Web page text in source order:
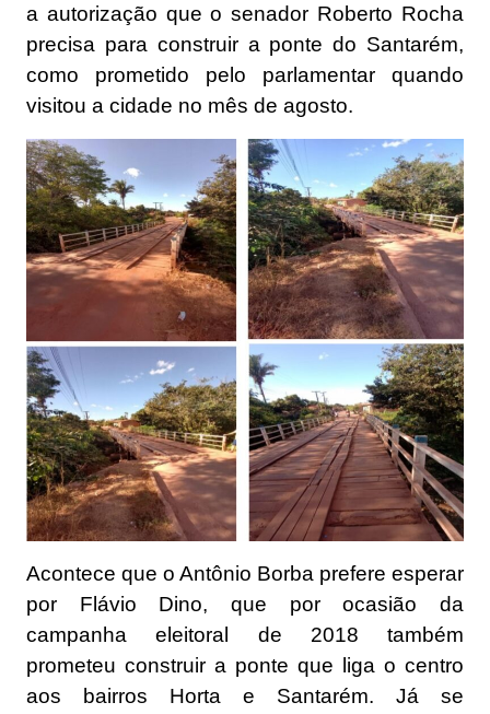
a autorização que o senador Roberto Rocha
precisa para construir a ponte do Santarém,
como prometido pelo parlamentar quando
visitou a cidade no mês de agosto.
Acontece que o Antônio Borba prefere esperar
por Flávio Dino, que por ocasião da
campanha eleitoral de 2018 também
prometeu construir a ponte que liga o centro
aos bairros Horta e Santarém. Já se